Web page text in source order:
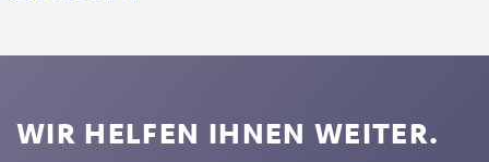
WIR HELFEN IHNEN WEITER.